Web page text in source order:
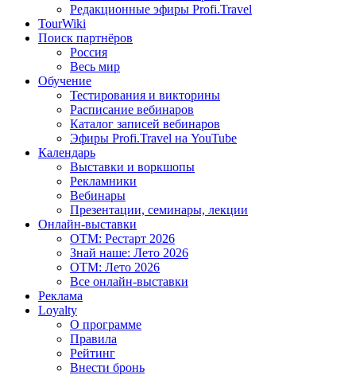
Редакционные эфиры Profi.Travel
TourWiki
Поиск партнёров
Россия
Весь мир
Обучение
Тестирования и викторины
Расписание вебинаров
Каталог записей вебинаров
Эфиры Profi.Travel на YouTube
Календарь
Выставки и воркшопы
Рекламники
Вебинары
Презентации, семинары, лекции
Онлайн-выставки
OTM: Рестарт 2026
Знай наше: Лето 2026
OTM: Лето 2026
Все онлайн-выставки
Реклама
Loyalty
О программе
Правила
Рейтинг
Внести бронь